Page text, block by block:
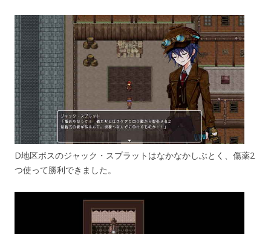
D地区ボスのジャック・スプラットはなかなかしぶとく、傷薬2
つ使って勝利できました。